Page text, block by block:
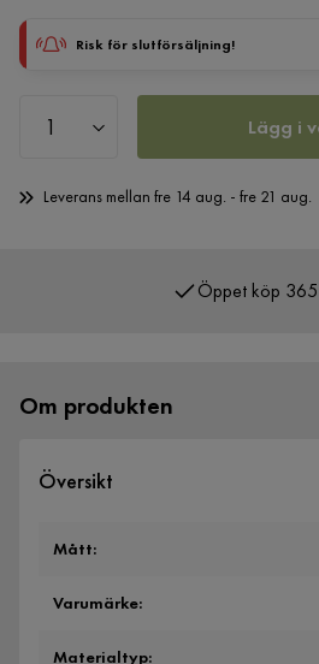
Risk för slutförsäljning!
Lägg i
Leverans mellan fre 14 aug. - fre 21 aug.
Öppet köp 365
Om produkten
Översikt
Mått:
Varumärke:
Materialtyp: